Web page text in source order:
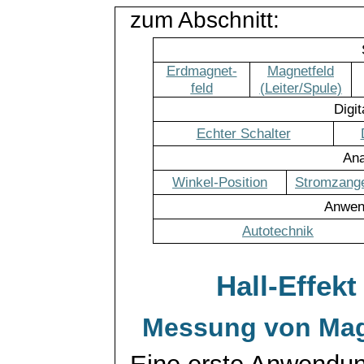
zum Abschnitt:
Erdmagnet-
feld
Magnetfeld
(Leiter/Spule)
Echter Schalter
Winkel-Position
Autotechnik
Hall-
Messung von